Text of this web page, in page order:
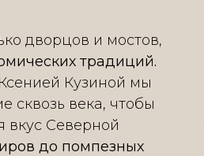
дворцов и мостов,
традиций.
Кузиной мы
сквозь века, чтобы
вкус Северной
до помпезных